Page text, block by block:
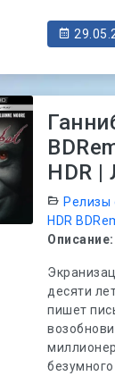
HDR |
Релизы
HDR
Описание:
десяти
пишет